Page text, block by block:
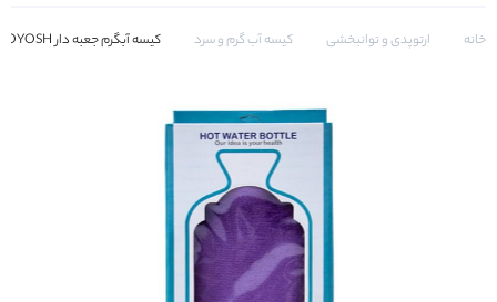
خانه ارتوپدی و توانبخشی کیسه آب گرم و سرد کیسه آبگرم جعبه دار OYOSH